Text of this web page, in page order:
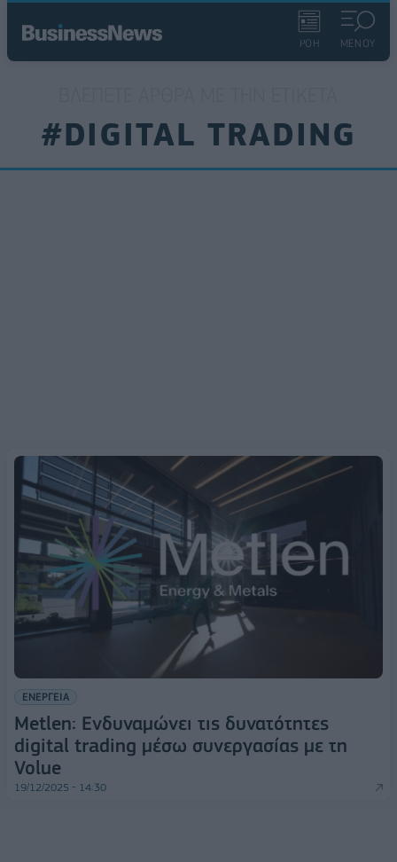
ΡΟΗ ΜΕΝΟΥ
#DIGITAL TRADING
ΕΝΕΡΓΕΙΑ
Metlen: Ενδυναμώνει τις δυνατότητες
digital trading μέσω συνεργασίας με τη
Volue
19/12/2025 - 14:30